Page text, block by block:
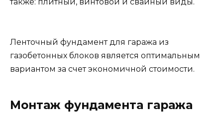
Ленточный фундамент для гаража из
газобетонных блоков является оптимальным
вариантом за счет экономичной стоимости.
Монтаж фундамента гаража